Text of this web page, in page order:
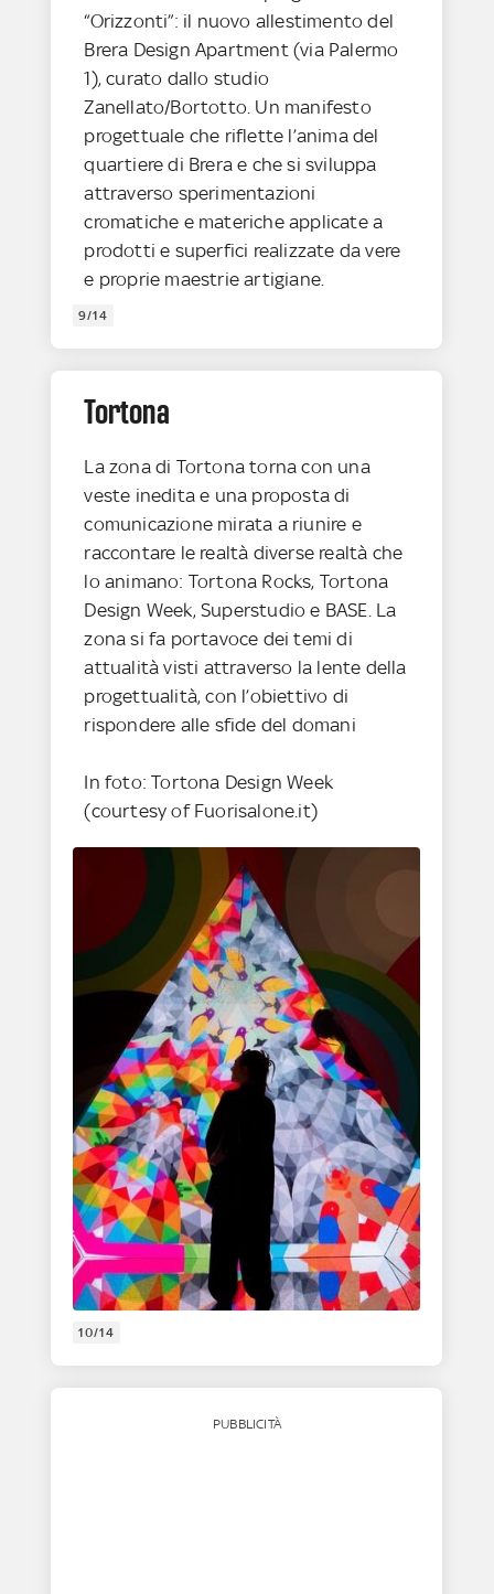
“Orizzonti”: il nuovo allestimento del
Brera Design Apartment (via Palermo
1), curato dallo studio
Zanellato/Bortotto. Un manifesto
progettuale che riflette l’anima del
quartiere di Brera e che si sviluppa
attraverso sperimentazioni
cromatiche e materiche applicate a
prodotti e superfici realizzate da vere
e proprie maestrie artigiane.
9/14
Tortona
La zona di Tortona torna con una
veste inedita e una proposta di
comunicazione mirata a riunire e
raccontare le realtà diverse realtà che
lo animano: Tortona Rocks, Tortona
Design Week, Superstudio e BASE. La
zona si fa portavoce dei temi di
attualità visti attraverso la lente della
progettualità, con l’obiettivo di
rispondere alle sfide del domani
In foto: Tortona Design Week
(courtesy of Fuorisalone.it)
10/14
PUBBLICITÀ